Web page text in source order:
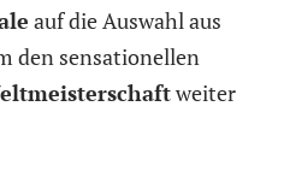
auf die Auswahl aus
den sensationellen
weiter